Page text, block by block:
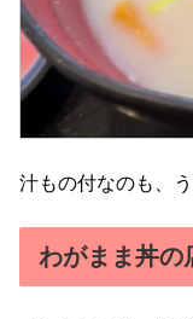
汁もの付なのも、
わがまま丼の